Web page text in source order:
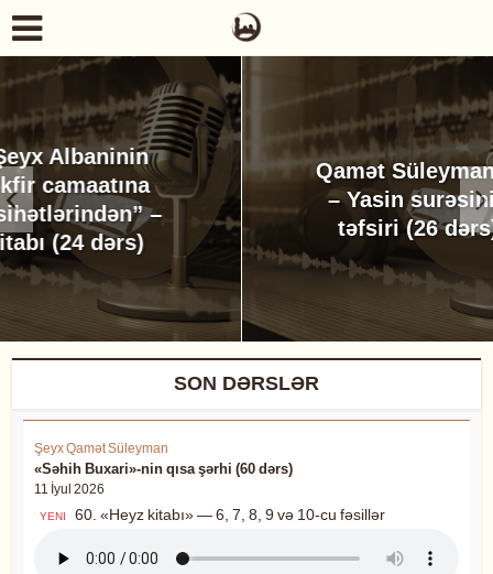
Qamət Süleymanov
– Yasin surəsinin
təfsiri (26 dərs)
SON DƏRSLƏR
Şeyx Qamət Süleyman
«Səhih Buxari»-nin qısa şərhi (60 dərs)
11 İyul 2026
YENI 60. «Heyz kitabı» — 6, 7, 8, 9 və 10-cu fəsillər